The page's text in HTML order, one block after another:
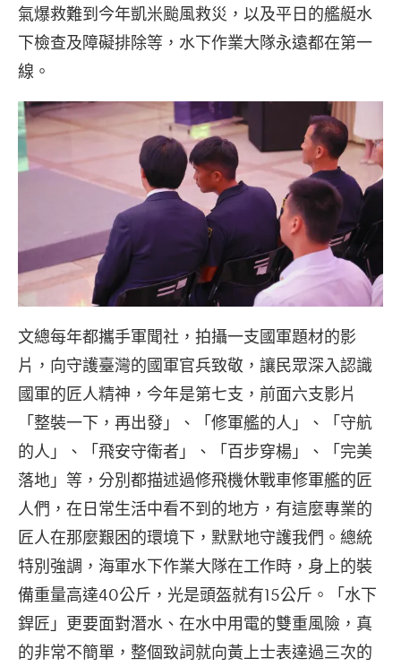
氣爆救難到今年凱米颱風救災，以及平日的艦艇水
下檢查及障礙排除等，水下作業大隊永遠都在第一
線。
文總每年都攜手軍聞社，拍攝一支國軍題材的影
片，向守護臺灣的國軍官兵致敬，讓民眾深入認識
國軍的匠人精神，今年是第七支，前面六支影片
「整裝一下，再出發」、「修軍艦的人」、「守航
的人」、「飛安守衛者」、「百步穿楊」、「完美
落地」等，分別都描述過修飛機休戰車修軍艦的匠
人們，在日常生活中看不到的地方，有這麼專業的
匠人在那麼艱困的環境下，默默地守護我們。總統
特別強調，海軍水下作業大隊在工作時，身上的裝
備重量高達40公斤，光是頭盔就有15公斤。「水下
銲匠」更要面對潛水、在水中用電的雙重風險，真
的非常不簡單，整個致詞就向黃上士表達過三次的